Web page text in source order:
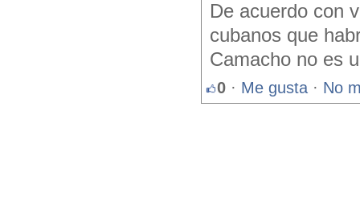
De acuerdo con
cubanos que
Camacho no es
0 · Me gusta · No